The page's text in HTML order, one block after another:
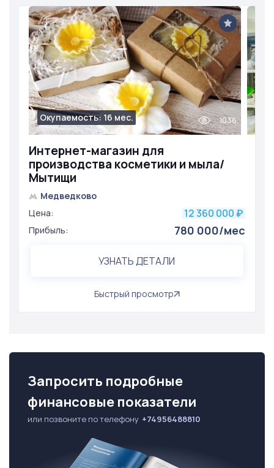
Интернет-магазин для
производства косметики и мыла/
Мытищи
Окупаемость: 16 мес. 1036
Медведково
Цена:
12 360 000 ₽
Прибыль: 780 000/мес
УЗНАТЬ ДЕТАЛИ
Быстрый просмотр
Запросить подробные
финансовые показатели
или позвоните по телефону +74956488810